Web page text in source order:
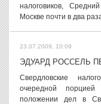
налоговиков,
Москве почти в два
23.07.2009, 10:09
ЭДУАРД РОССЕЛЬ
Свердловские
очередной
положении дел в